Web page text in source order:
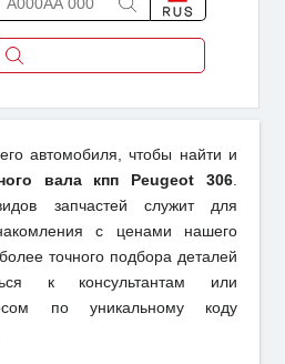
автомобиля, чтобы найти и
вала кпп Peugeot 306.
запчастей служит для
с ценами нашего
точного подбора деталей
к консультантам или
по уникальному коду